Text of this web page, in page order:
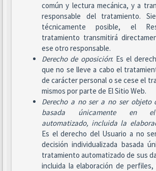
común y lectura mecánica, y a
responsable del tratamiento.
técnicamente posible, el
tratamiento transmitirá
ese otro responsable.
Derecho de oposición: Es el
que no se lleve a cabo el
de carácter personal o se cese el
mismos por parte de El Sitio Web.
Derecho a no ser a no ser objeto
basada únicamente en
automatizado, incluida la
Es el derecho del Usuario a no
decisión individualizada basada
tratamiento automatizado de sus
incluida la elaboración de